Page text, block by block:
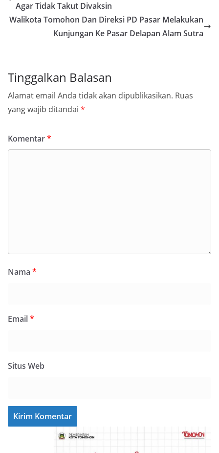
Agar Tidak Takut Divaksin
Walikota Tomohon Dan Direksi PD Pasar Melakukan
Kunjungan Ke Pasar Delapan Alam Sutra
Tinggalkan Balasan
Alamat email Anda tidak akan dipublikasikan. Ruas
yang wajib ditandai *
Komentar*
Nama *
Email*
Situs Web